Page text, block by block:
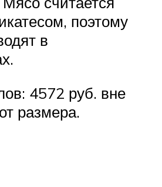
поэтому
в
4572 руб. вне
размера.